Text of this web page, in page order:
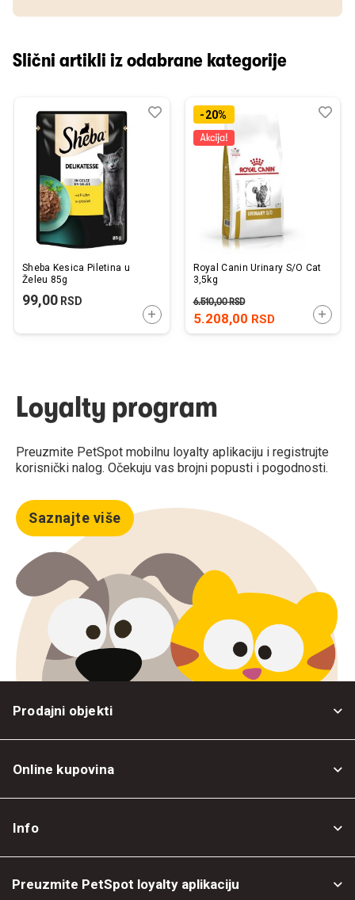
Slični artikli iz odabrane kategorije
Sheba Kesica Piletina u
Želeu 85g
99,00 RSD
DODAJTE U KORPU
Dodaj
Uporedi-20%
Royal Canin Urinary S/O Cat
3,5kg
5.208,00 RSD
6.510,00RSD
Loyalty program
Preuzmite PetSpot mobilnu loyalty aplikaciju i registrujte
korisnički nalog. Očekuju vas brojni popusti i pogodnosti.
Saznajte više
Prodajni objekti
Online kupovina
Info
Preuzmite PetSpot loyalty aplikaciju